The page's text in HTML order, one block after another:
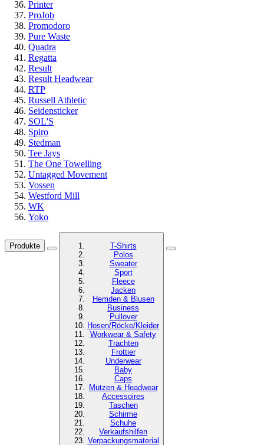
Printer
ProJob
Promodoro
Pure Waste
Quadra
Regatta
Result
Result Headwear
RTP
Russell Athletic
Seidensticker
SOL'S
Spiro
Stedman
Tee Jays
The One Towelling
Untagged Movement
Vossen
Westford Mill
WK
Yoko
Produkte
T-Shirts
Polos
Sweater
Sport
Fleece
Jacken
Hemden & Blusen
Business
Pullover
Hosen/Röcke/Kleider
Workwear & Safety
Trachten
Frottier
Underwear
Baby
Caps
Mützen & Headwear
Accessoires
Taschen
Schirme
Schuhe
Verkaufshilfen
Verpackungsmaterial